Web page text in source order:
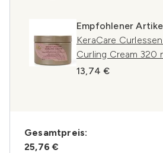
Empfohlener
KeraCare
Curling Cream 320
13,74 €
Gesamtpreis:
25,76 €